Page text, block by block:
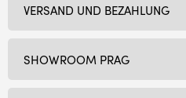
SHOWROOM PRAG
VERSAND UND BEZAHLUNG